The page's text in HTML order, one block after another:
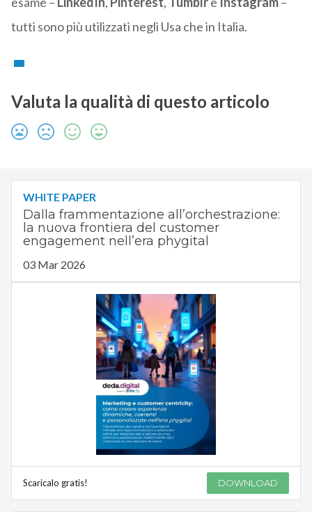
tutti sono più utilizzati negli Usa che in Italia.
Valuta la qualità di questo articolo
WHITE PAPER
Dalla frammentazione all’orchestrazione:
la nuova frontiera del customer
engagement nell’era phygital
03 Mar 2026
Scaricalo gratis! DOWNLOAD